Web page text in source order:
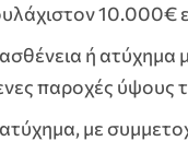
10.000€
ή ατύχημα
παροχές ύψους
με